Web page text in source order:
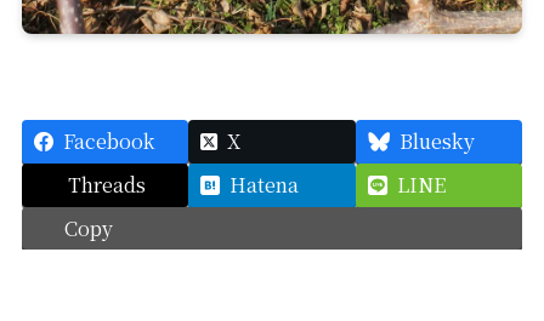
Facebook X
Bluesky
Threads
Hatena
LINE
Copy